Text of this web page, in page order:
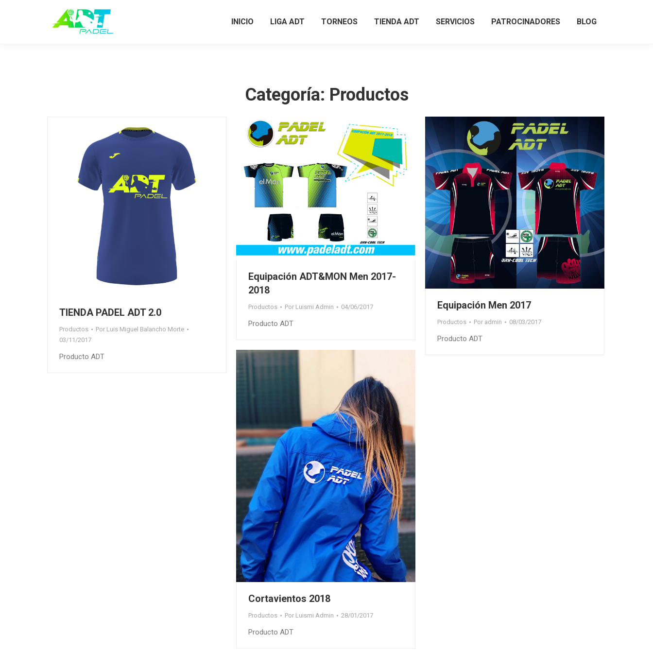
INICIO LIGA ADT TORNEOS TIENDA ADT SERVICIOS PATROCINADORES BLOG
Categoría: Productos
TIENDA PADEL ADT 2.0
Productos Por Luis Miguel Balancho Morte
03/11/2017
Producto ADT
Equipación ADT&MON Men 2017-
2018
Productos Por Luismi Admin 04/06/2017
Producto ADT
Equipación Men 2017
Productos Por admin 08/03/2017
Producto ADT
Cortavientos 2018
Productos Por Luismi Admin 28/01/2017
Producto ADT